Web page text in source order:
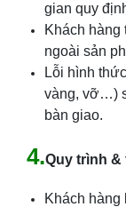
gian quy
Khách
ngoài sản
Lỗi hình
vàng, vỡ…)
bàn giao.
4.Quy trình &
Khách